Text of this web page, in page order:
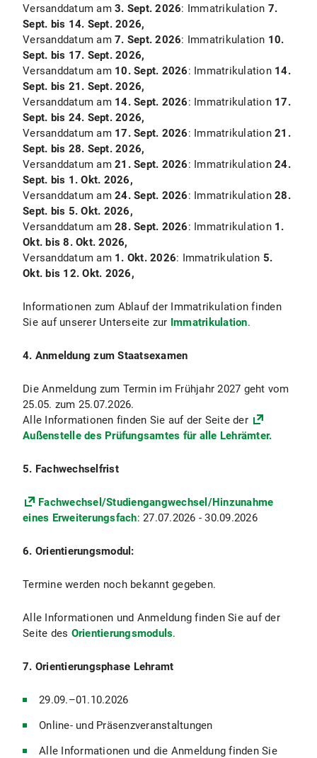
Versanddatum am 3. Sept. 2026: Immatrikulation 7.
Sept. bis 14. Sept. 2026,
Versanddatum am 7. Sept. 2026: Immatrikulation 10.
Sept. bis 17. Sept. 2026,
Versanddatum am 10. Sept. 2026: Immatrikulation 14.
Sept. bis 21. Sept. 2026,
Versanddatum am 14. Sept. 2026: Immatrikulation 17.
Sept. bis 24. Sept. 2026,
Versanddatum am 17. Sept. 2026: Immatrikulation 21.
Sept. bis 28. Sept. 2026,
Versanddatum am 21. Sept. 2026: Immatrikulation 24.
Sept. bis 1. Okt. 2026,
Versanddatum am 24. Sept. 2026: Immatrikulation 28.
Sept. bis 5. Okt. 2026,
Versanddatum am 28. Sept. 2026: Immatrikulation 1.
Okt. bis 8. Okt. 2026,
Versanddatum am 1. Okt. 2026: Immatrikulation 5.
Okt. bis 12. Okt. 2026,
Informationen zum Ablauf der Immatrikulation finden
Sie auf unserer Unterseite zur Immatrikulation.
4. Anmeldung zum Staatsexamen
Die Anmeldung zum Termin im Frühjahr 2027 geht vom
25.05. zum 25.07.2026.
Alle Informationen finden Sie auf der Seite der
Außenstelle des Prüfungsamtes für alle Lehrämter.
5. Fachwechselfrist
Fachwechsel/Studiengangwechsel/Hinzunahme
eines Erweiterungsfach: 27.07.2026 - 30.09.2026
6. Orientierungsmodul:
Termine werden noch bekannt gegeben.
Alle Informationen und Anmeldung finden Sie auf der
Seite des Orientierungsmoduls.
7. Orientierungsphase Lehramt
29.09.–01.10.2026
Online- und Präsenzveranstaltungen
Alle Informationen und die Anmeldung finden Sie